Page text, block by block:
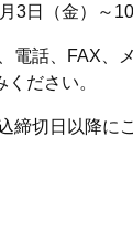
3日（金）～
電話、FAX、
ださい。
締切日以降に